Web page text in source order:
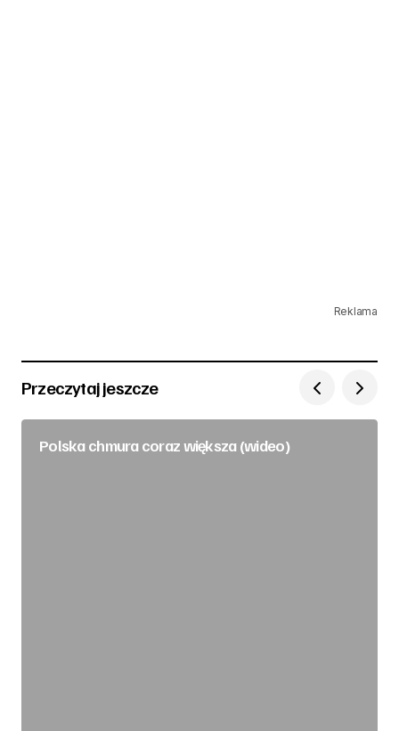
Reklama
Przeczytaj jeszcze
Polska chmura coraz większa (wideo)